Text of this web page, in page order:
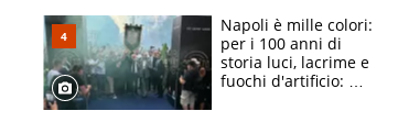
bigliettini
Napoli è mille colori:
per i 100 anni di
storia luci, lacrime e
fuochi d'artificio: De